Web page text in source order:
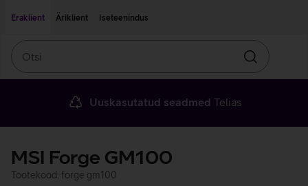
Eraklient
Äriklient Iseteenindus
Otsin
Uuskasutatud seadmed Telias
MSI Forge GM100
Tootekood: forge gm100